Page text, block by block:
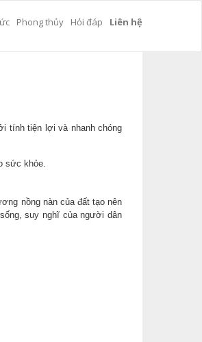
Phong thủy Hỏi đáp Liên hệ
tính tiện lợi và nhanh chóng
sức khỏe.
nồng nàn của đất tạo nên
suy nghĩ của người dân